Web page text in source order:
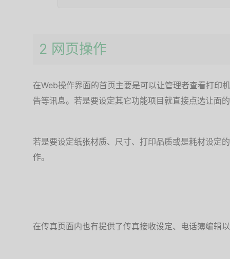
2 网页操作
在Web操作界面的首页主要是可以让管理者查看打印
告等讯息。若是要设定其它功能项目就直接点选让面
若是要设定纸张材质、尺寸、打印品质或是耗材设定
作。
在传真页面内也有提供了传真接收设定、电话簿编辑